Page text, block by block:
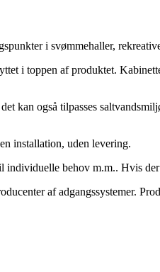
i svømmehaller,
i toppen af produktet.
kan også tilpasses
installation, uden levering.
behov m.m.. Hvis
af adgangssystemer.